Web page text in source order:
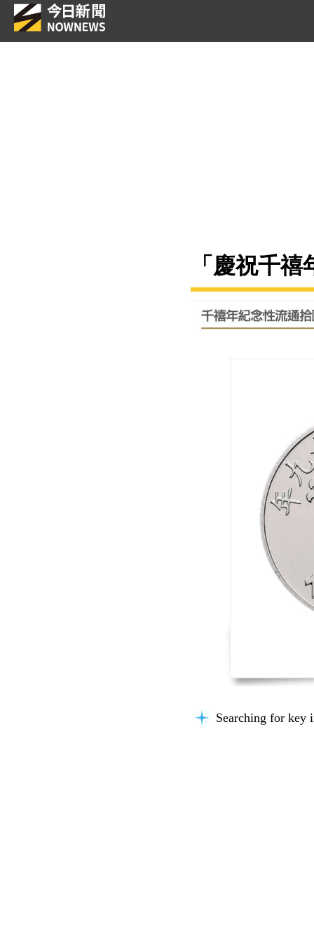
「慶祝千
Searching for key